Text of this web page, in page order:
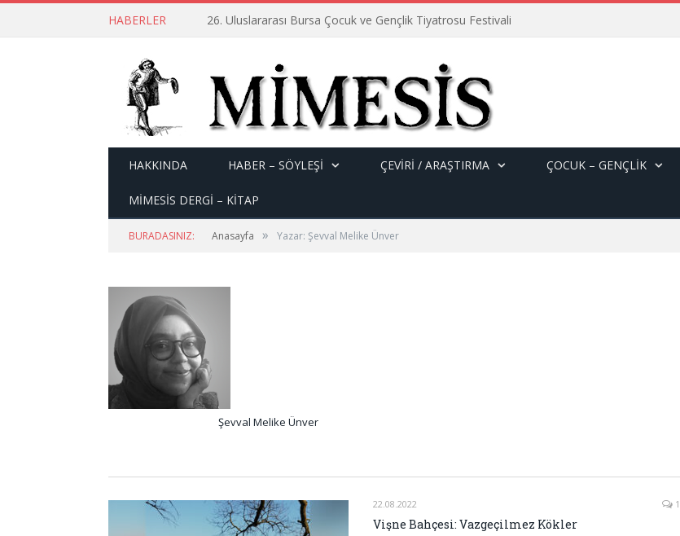
HABERLER 26. Uluslararası Bursa Çocuk ve Gençlik Tiyatrosu Festivali
HAKKINDA HABER – SÖYLEŞI ÇEVİRİ / ARAŞTIRMA ÇOCUK – GENÇLIK
MİMESİS DERGİ – KİTAP
BURADASINIZ: Anasayfa » Yazar: Şevval Melike Ünver
Şevval Melike Ünver
22.08.2022 1
Vişne Bahçesi: Vazgeçilmez Kökler